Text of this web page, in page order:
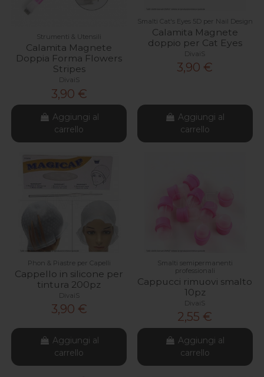
Strumenti & Utensili
Calamita Magnete
Doppia Forma Flowers
Stripes
DivaiS
3,90 €
Aggiungi al
carrello
Smalti Cat's Eyes 5D per Nail Design
Calamita Magnete
doppio per Cat Eyes
DivaiS
3,90 €
Aggiungi al
carrello
Phon & Piastre per Capelli
Cappello in silicone per
tintura 200pz
DivaiS
3,90 €
Aggiungi al
carrello
Smalti semipermanenti
professionali
Cappucci rimuovi smalto
10pz
DivaiS
2,55 €
Aggiungi al
carrello